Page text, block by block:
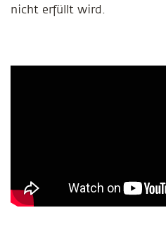
nicht erfüllt wird.